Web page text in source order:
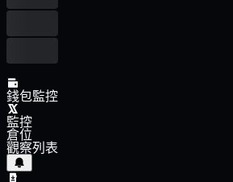
錢包監控
監控
倉位
觀察列表